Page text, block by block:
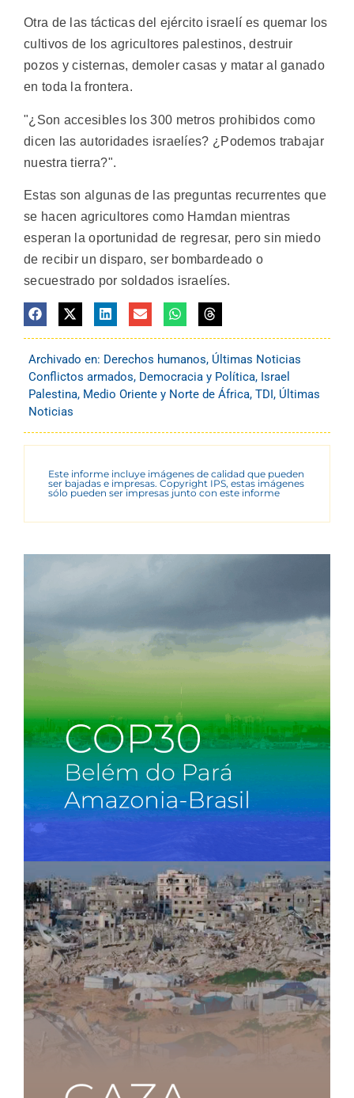
Otra de las tácticas del ejército israelí es quemar los
cultivos de los agricultores palestinos, destruir
pozos y cisternas, demoler casas y matar al ganado
en toda la frontera.
"¿Son accesibles los 300 metros prohibidos como
dicen las autoridades israelíes? ¿Podemos trabajar
nuestra tierra?".
Estas son algunas de las preguntas recurrentes que
se hacen agricultores como Hamdan mientras
esperan la oportunidad de regresar, pero sin miedo
de recibir un disparo, ser bombardeado o
secuestrado por soldados israelíes.
Archivado en: Derechos humanos, Últimas Noticias
Conflictos armados, Democracia y Política, Israel
Palestina, Medio Oriente y Norte de África, TDI, Últimas
Noticias
Este informe incluye imágenes de calidad que pueden
ser bajadas e impresas. Copyright IPS, estas imágenes
sólo pueden ser impresas junto con este informe